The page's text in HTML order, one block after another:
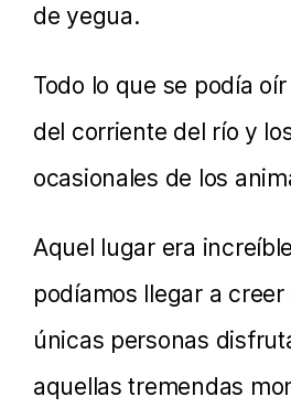
de yegua.
Todo lo que se podía
del corriente del río y
ocasionales de los
Aquel lugar era
podíamos llegar a
únicas personas
aquellas tremendas